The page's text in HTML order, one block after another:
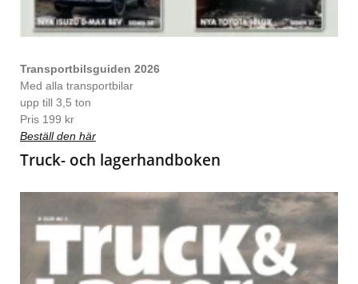
Transportbilsguiden 2026
Med alla transportbilar
upp till 3,5 ton
Pris 199 kr
Beställ den här
Truck- och lagerhandboken